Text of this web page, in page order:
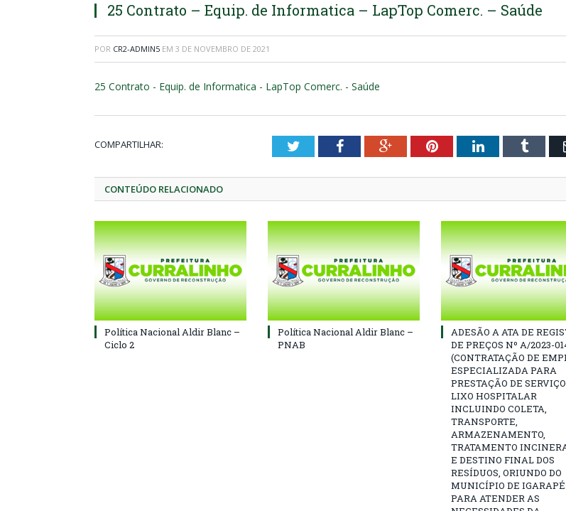
25 Contrato – Equip. de Informatica – LapTop Comerc. – Saúde
POR CR2-ADMIN5 EM 3 DE NOVEMBRO DE 2021
25 Contrato - Equip. de Informatica - LapTop Comerc. - Saúde
COMPARTILHAR: TwitterFacebookGoogle+PinterestLinkedIn
CONTEÚDO RELACIONADO
Política Nacional Aldir Blanc –
Ciclo 2
Política Nacional Aldir Blanc –
PNAB
ADESÃO A ATA DE
DE PREÇOS Nº A/2023-
(CONTRATAÇÃO DE
ESPECIALIZADA PARA
PRESTAÇÃO DE
LIXO HOSPITALAR
INCLUINDO COLETA,
TRANSPORTE,
ARMAZENAMENTO,
TRATAMENTO
E DESTINO FINAL DOS
RESÍDUOS, ORIUNDO DO
MUNICÍPIO DE
PARA ATENDER AS